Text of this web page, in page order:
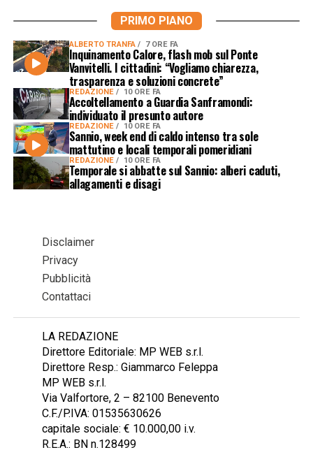
PRIMO PIANO
ALBERTO TRANFA 7 ORE FA
Inquinamento Calore, flash mob sul Ponte
Vanvitelli. I cittadini: “Vogliamo chiarezza,
trasparenza e soluzioni concrete”
REDAZIONE 10 ORE FA
Accoltellamento a Guardia Sanframondi:
individuato il presunto autore
REDAZIONE 10 ORE FA
Sannio, week end di caldo intenso tra sole
mattutino e locali temporali pomeridiani
REDAZIONE 10 ORE FA
Temporale si abbatte sul Sannio: alberi caduti,
allagamenti e disagi
Disclaimer
Privacy
Pubblicità
Contattaci
LA REDAZIONE
Direttore Editoriale: MP WEB s.r.l.
Direttore Resp.: Giammarco Feleppa
MP WEB s.r.l.
Via Valfortore, 2 – 82100 Benevento
C.F./P.IVA: 01535630626
capitale sociale: € 10.000,00 i.v.
R.E.A.: BN n.128499